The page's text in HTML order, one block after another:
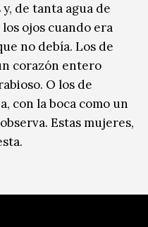
de tanta agua de
ojos cuando era
no debía. Los de
corazón entero
O los de
con la boca como un
Estas mujeres,